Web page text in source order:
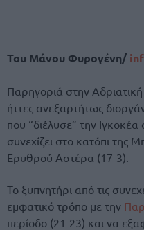
Του Μάνου Φυρογένη/
Παρηγοριά στην
ήττες ανεξαρτήτως
που “διέλυσε” την
συνεχίζει στο κατόπι της
Ερυθρού Αστέρα (17-3).
Το ξυπνητήρι από τις
εμφατικό τρόπο με την
περίοδο (21-23) και να